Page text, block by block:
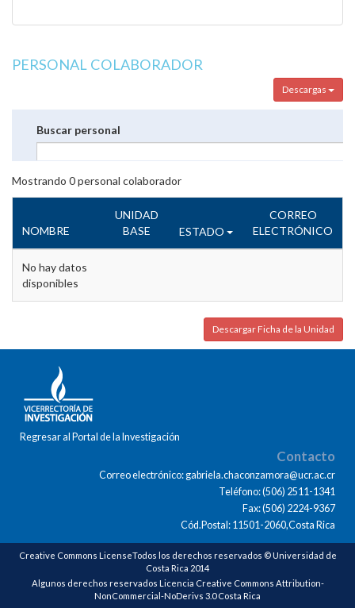
PERSONAL COLABORADOR
Descargas
Buscar personal
Mostrando 0personal colaborador
NOMBRE
UNIDAD
BASE
ESTADO
CORREO
ELECTRÓNICO
No hay datos
disponibles
Descargar Ficha de la Unidad
Regresar al Portal de la Investigación
Contacto
Correo electrónico: gabriela.chaconzamora@ucr.ac.cr
Teléfono: (506) 2511-1341
Fax: (506) 2224-9367
Cód.Postal: 11501-2060,Costa Rica
Creative Commons LicenseTodos los derechos reservados © Universidad de
Costa Rica 2014
Algunos derechos reservados Licencia Creative Commons Attribution-
NonCommercial-NoDerivs 3.0 Costa Rica